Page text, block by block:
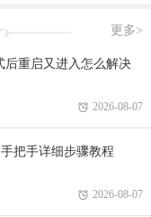
风华录专区，里
游戏网！
更多>
后重启又进入怎么解决
2026-08-07
把手详细步骤教程
2026-08-07